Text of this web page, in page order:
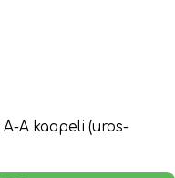
A-A kaapeli (uros-